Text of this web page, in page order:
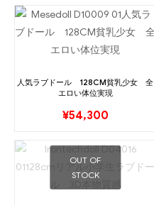
人気ラブドール 128CM貧乳少女 全
エロい体位実現
¥54,300
OUT OF
STOCK